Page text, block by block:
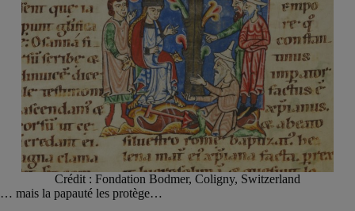
Crédit : Fondation Bodmer, Coligny, Switzerland
… mais la papauté les protège…